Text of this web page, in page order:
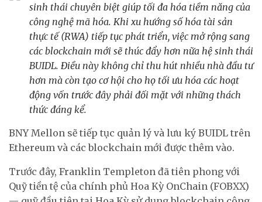
sinh thái chuyên biệt giúp tối đa hóa tiềm năng của
công nghệ mã hóa. Khi xu hướng số hóa tài sản
thực tế (RWA) tiếp tục phát triển, việc mở rộng sang
các blockchain mới sẽ thúc đẩy hơn nữa hệ sinh thái
BUIDL. Điều này không chỉ thu hút nhiều nhà đầu tư
hơn mà còn tạo cơ hội cho họ tối ưu hóa các hoạt
động vốn trước đây phải đối mặt với những thách
thức đáng kể.
BNY Mellon sẽ tiếp tục quản lý và lưu ký BUIDL trên
Ethereum và các blockchain mới được thêm vào.
Trước đây, Franklin Templeton đã tiên phong với
Quỹ tiền tệ của chính phủ Hoa Kỳ OnChain (FOBXX)